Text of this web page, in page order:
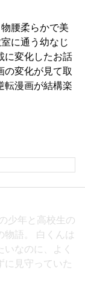
腰柔らかで美
に通う幼なじ
に変化したお話
の変化が見て取
転漫画が結構楽
少年と高校生の
物語。 白くんは
なのに、よく
に見守っていた